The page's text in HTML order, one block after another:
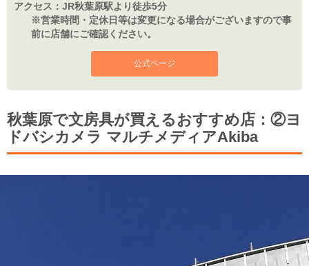
アクセス： JR秋葉原駅より徒歩5分
※営業時間・定休日等は変更になる場合がございますので事
前に店舗にご確認ください。
公式ページ
秋葉原で文房具が買えるおすすめ店：②ヨ
ドバシカメラ マルチメディアAkiba